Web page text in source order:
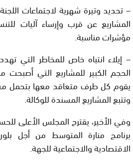
– تحديد وتيرة شهرية لاجتماعات
المشاريع عن قرب وإرساء آليات
مؤشرات مناسبة.
– إيلاء انتباه خاص للمخاطر التي
الحجم الكبير للمشاريع التي أصبحت
يقوم كل طرف متعاقد معها بتحمل
وتتبع المشاريع المسندة للوكالة.
وفي الأخير، يقترح المجلس الأعلى
برنامج منارة المتوسط من أجل
الاقتصادية والاجتماعية للجهة.